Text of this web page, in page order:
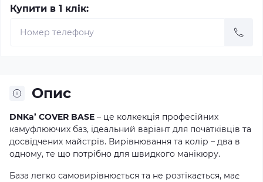
Купити в 1 клік:
Опис
DNKa’ COVER BASE – це колкекція професійних
камуфлюючих баз, ідеальний варіант для початківців та
досвідчених майстрів. Вирівнювання та колір – два в
одному, те що потрібно для швидкого манікюру.
База легко самовирівнюється та не розтікається, має